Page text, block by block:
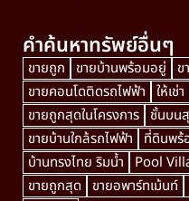
คำค้นหาทรัพย์อื่นๆ
ขายถูก ขายบ้านพร้อมอยู่
ขายคอนโดติดรถไฟฟ้า ให้เช่า
ขายถูกสุดในโครงการ ชั้นบน
ขายบ้านใกล้รถไฟฟ้า
ที่ดินพร้
บ้านทรงไทย ริมน้ำ
Pool
ขายถูกสุด
ขายอพาร์ทเม้นท์